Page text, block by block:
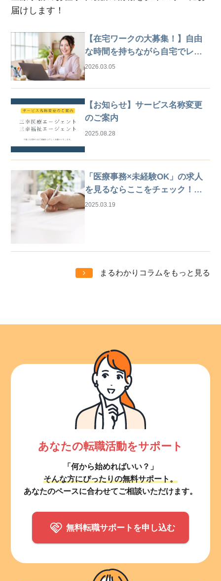
届けします！
【在宅ワークの大募集！】自由
な時間を持ちながら自宅でレセ
プト業務
2026.03.05
【お知らせ】サービス名称変更
のご案内
2025.08.28
「医療事務×未経験OK」の求人
を見るならここをチェック！は
じめての仕事探しガイド
2025.03.19
まるわかりコラムをもっと見る
あなたの転職活動をサポート
「何から始めればいい？」
そんな方にぴったりの無料サポート。
あなたのペースに合わせてご相談いただけます。
無料転職サポートを申し込む